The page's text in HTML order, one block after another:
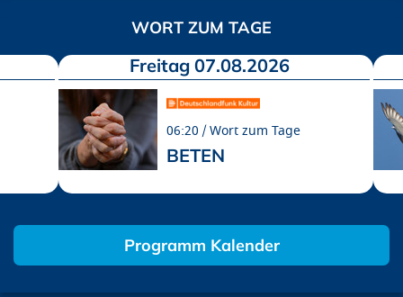
WORT ZUM TAGE
Freitag 07.08.2026
06:20 Wort zum Tage
BETEN
Programm Kalender